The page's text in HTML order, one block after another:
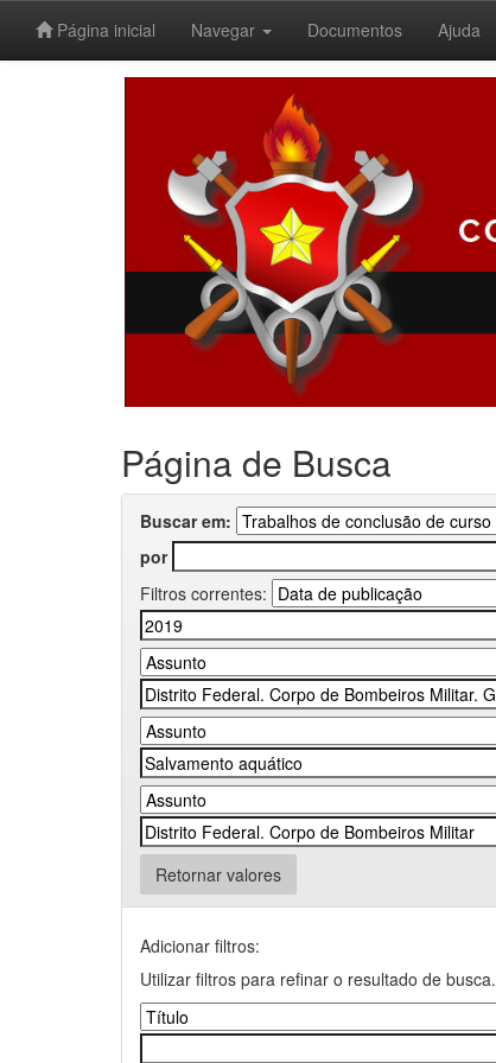
Página inicial Navegar Documentos Ajuda
Página de Busca
Buscar em:
por
Filtros correntes:
Retornar valores
Adicionar filtros:
Utilizar filtros para refinar o resultado de busca.